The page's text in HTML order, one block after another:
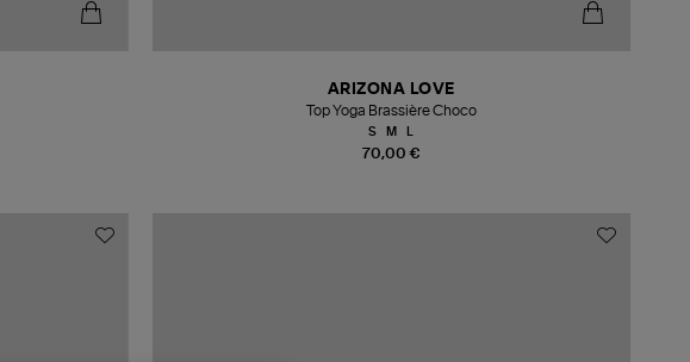
70,00 €
ARIZONA LOVE
Top Yoga Brassière Choco
S M